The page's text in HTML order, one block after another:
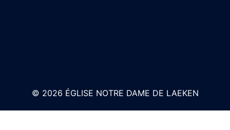
© 2026 ÉGLISE NOTRE DAME DE LAEKEN